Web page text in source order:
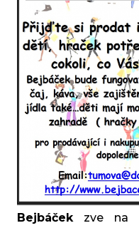
Bejbáčekzve na